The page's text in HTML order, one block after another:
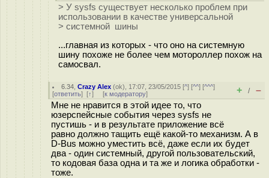
> У sysfs существует несколько проблем при
использовании в качестве универсальной
> системной шины
...главная из которых - что оно на системную
шину похоже не более чем мотороллер похож на
самосвал.
6.34 ,Crazy Alex (ok), 17:07, 23/05/2015 [^] [^^] [^^^]
[ответить] [↑] [к модератору] + / –
Мне не нравится в этой идее то, что
юзерспейсные события через sysfs не
пустишь - и в результате приложение всё
равно должно тащить ещё какой-то механизм. А в
D-Bus можно уместить всё, даже если их будет
два - один системный, другой пользовательский,
то кодовая база одна и та же и логика обработки -
тоже.